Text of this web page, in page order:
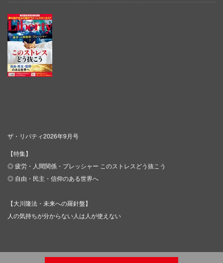
ザ・リバティ2026年9月号
【特集】
◎ 疲労・人間関係・プレッシャー このストレスどう抜こう
◎ 自由・民主・信仰のある世界へ
【大川隆法・未来への羅針盤】
人の気持ちが分からない人は人が使えない